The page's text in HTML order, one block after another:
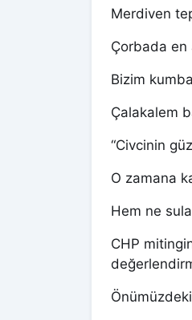
Merdiven
Çorbada en
Bizim
Çalakalem
“Civcinin
O zamana
Hem ne
CHP